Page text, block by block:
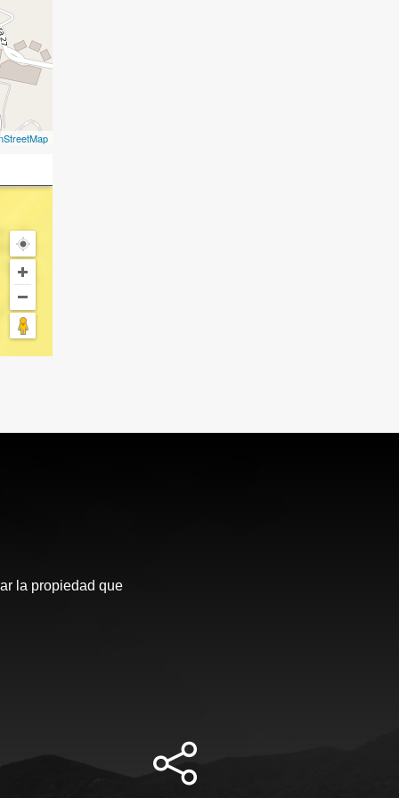
la propiedad que